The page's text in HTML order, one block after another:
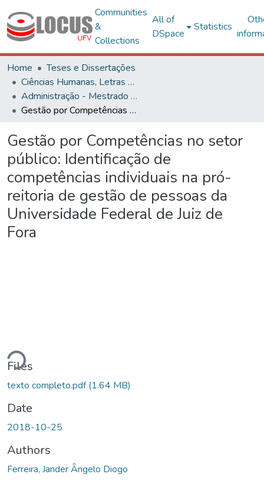
Communities
&
Collections
All of
DSpace
Statistics
Home
Teses e Dissertações
Ciências Humanas, Letras e Artes
Administração - Mestrado Profissional
Gestão por Competências no setor público: Identificação de competências individuais na pró-reitoria de gestão de pessoas da Universidade Federal de Juiz de Fora
Gestão por Competências no setor
público: Identificação de
competências individuais na pró-
reitoria de gestão de pessoas da
Universidade Federal de Juiz de
Fora
Files
texto completo.pdf(1.64 MB)
Date
2018-10-25
Authors
Ferreira, Jander Ângelo Diogo